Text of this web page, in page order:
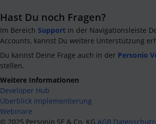
Hast Du noch Fragen?
Im Bereich Support in der Navigationsleiste
Accounts, kannst Du weitere Unterstützung
Du kannst Deine Frage auch in der Personio
stellen.
Weitere Informationen
Developer Hub
Überblick Implementierung
Webinare
© 2025 Personio SE & Co. KG AGB